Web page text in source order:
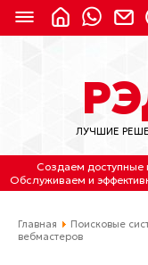
8
Мск)
ЛУЧШИЕ
Создаем доступные
Обслуживаем и
Главная Поисковые
вебмастеров